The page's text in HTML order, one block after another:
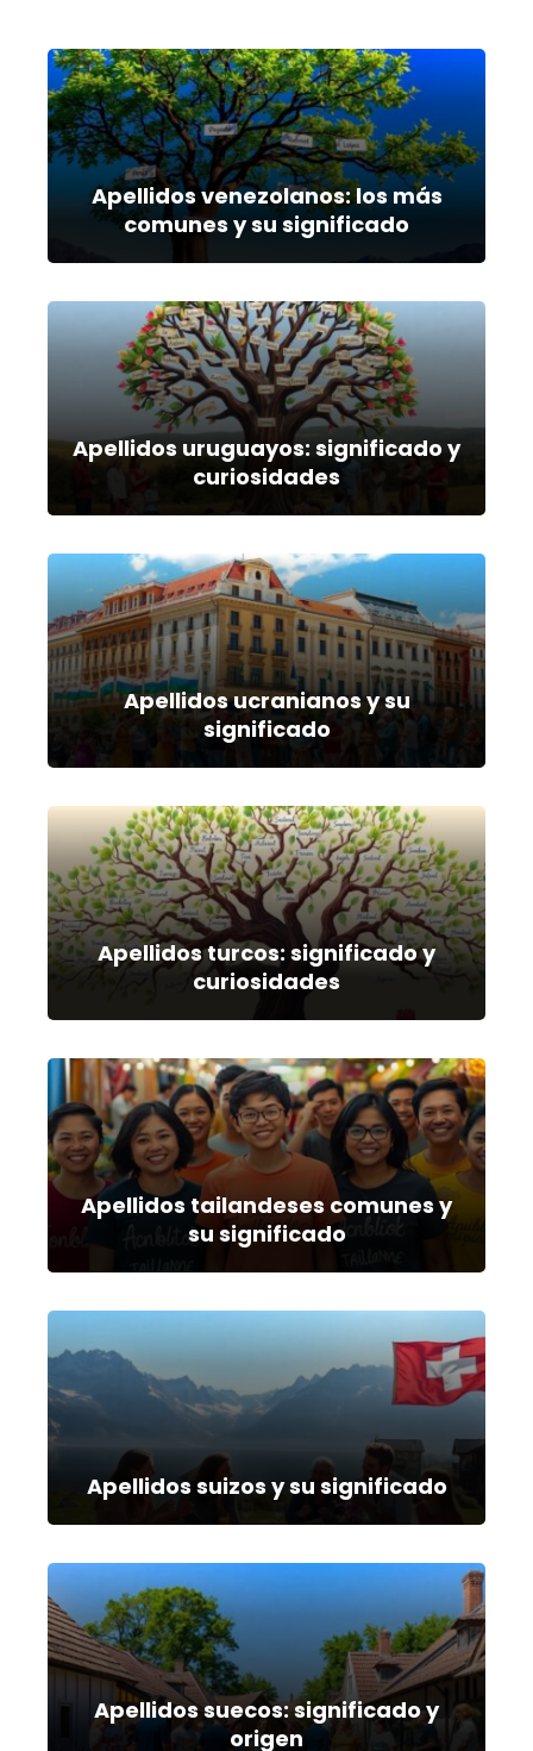
Apellidos venezolanos: los más
comunes y su significado
Apellidos uruguayos: significado y
curiosidades
Apellidos ucranianos y su
significado
Apellidos turcos: significado y
curiosidades
Apellidos tailandeses comunes y
su significado
Apellidos suizos y su significado
Apellidos suecos: significado y
origen